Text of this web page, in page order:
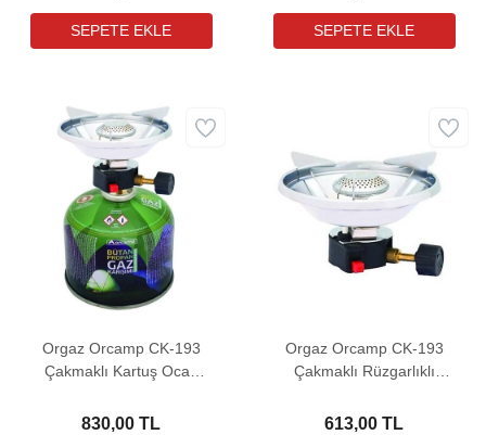
Orgaz Orcamp CK-193
Çakmaklı Kartuş Ocak
Birlikte)
830,00 TL
Orgaz Orcamp CK-193
Çakmaklı Rüzgarlıklı
193
613,00 TL